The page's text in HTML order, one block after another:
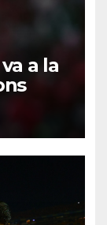
a la